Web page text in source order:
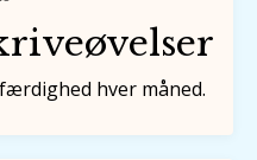
hver måned.